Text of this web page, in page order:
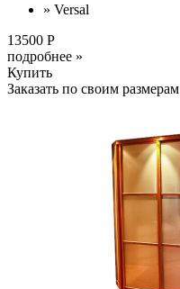
» Versal
13500 Р
подробнее »
Купить
Заказать по своим размерам